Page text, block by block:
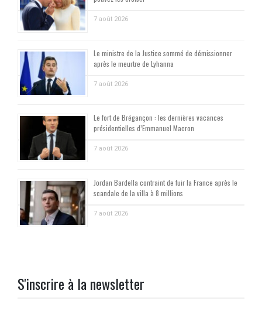
7 août 2026
Le ministre de la Justice sommé de démissionner
après le meurtre de Lyhanna
7 août 2026
Le fort de Brégançon : les dernières vacances
présidentielles d’Emmanuel Macron
7 août 2026
Jordan Bardella contraint de fuir la France après le
scandale de la villa à 8 millions
7 août 2026
S'inscrire à la newsletter